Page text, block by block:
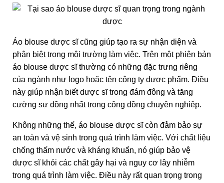
Áo blouse dược sĩ cũng giúp tạo ra sự nhận diện và
phân biệt trong môi trường làm việc. Trên một phiên bản
áo blouse dược sĩ thường có những đặc trưng riêng
của ngành như logo hoặc tên công ty dược phẩm. Điều
này giúp nhận biết dược sĩ trong đám đông và tăng
cường sự đồng nhất trong cộng đồng chuyên nghiệp.
Không những thế, áo blouse dược sĩ còn đảm bảo sự
an toàn và vệ sinh trong quá trình làm việc. Với chất liệu
chống thấm nước và kháng khuẩn, nó giúp bảo vệ
dược sĩ khỏi các chất gây hại và nguy cơ lây nhiễm
trong quá trình làm việc. Điều này rất quan trọng trong